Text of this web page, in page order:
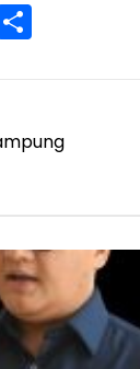
WhatsApp